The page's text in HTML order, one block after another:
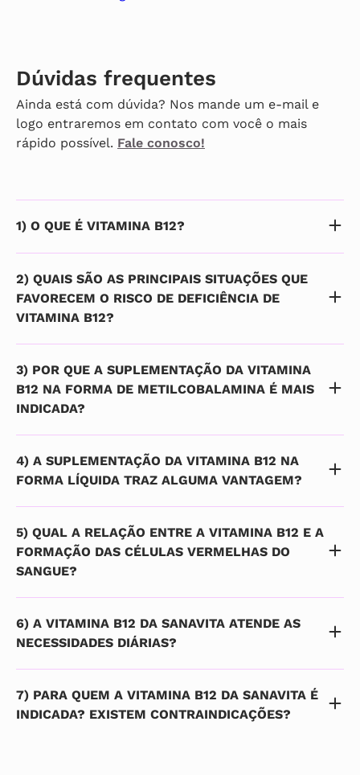
Dúvidas frequentes
Ainda está com dúvida? Nos mande um e-mail e
logo entraremos em contato com você o mais
rápido possível. Fale conosco!
1) O QUE É VITAMINA B12?
2) QUAIS SÃO AS PRINCIPAIS SITUAÇÕES QUE
FAVORECEM O RISCO DE DEFICIÊNCIA DE
VITAMINA B12?
3) POR QUE A SUPLEMENTAÇÃO DA VITAMINA
B12 NA FORMA DE METILCOBALAMINA É MAIS
INDICADA?
4) A SUPLEMENTAÇÃO DA VITAMINA B12 NA
FORMA LÍQUIDA TRAZ ALGUMA VANTAGEM?
5) QUAL A RELAÇÃO ENTRE A VITAMINA B12 E A
FORMAÇÃO DAS CÉLULAS VERMELHAS DO
SANGUE?
6) A VITAMINA B12 DA SANAVITA ATENDE AS
NECESSIDADES DIÁRIAS?
7) PARA QUEM A VITAMINA B12 DA SANAVITA É
INDICADA? EXISTEM CONTRAINDICAÇÕES?